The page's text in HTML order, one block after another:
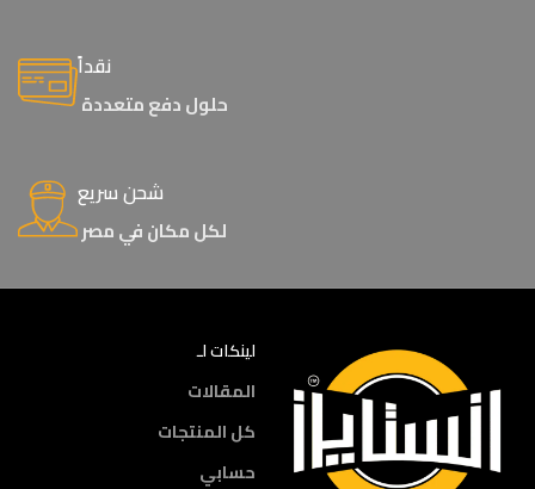
نقداً
حلول دفع متعددة
شحن سريع
لكل مكان في مصر
لينكات لـ
المقالات
كل المنتجات
حسابي